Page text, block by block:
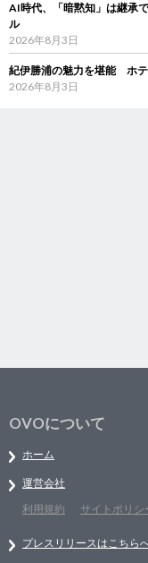
AI時代、「暗黙知」は継承
ル
2026年8月3日
紀伊勝浦の魅力を堪能 ホ
2026年8月3日
OVOについて
ホーム
運営会社
利用規約
サイトポリシ
プレスリリースはこちら